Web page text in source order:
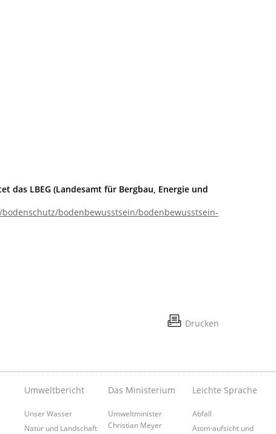
das LBEG (Landesamt für Bergbau, Energie und
bodenbewusstsein/bodenbewusstsein-
Drucken
Umweltbericht
Unser Wasser
Natur und Landschaft
Das Ministerium
Umweltminister
Christian Meyer
Leichte Sprache
Abfall
Atom·aufsicht und